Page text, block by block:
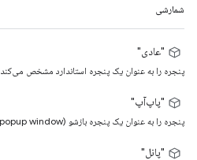
شمارشی
"عادی"
پنجره را به عنوان یک پنجره استاندارد مشخص می‌کند.
"پاپ‌آپ"
پنجره را به عنوان یک پنجره بازشو (popup window) مشخص می‌کند.
"پانل"